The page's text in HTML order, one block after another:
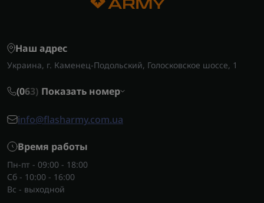
Наш адрес
Украина, г. Каменец-Подольский, Голосковское шоссе, 1
(063) Показать номер
info@flasharmy.com.ua
Время работы
Пн-пт - 09:00 - 18:00
Сб - 10:00 - 16:00
Вс - выходной